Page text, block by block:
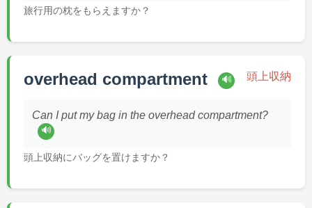
旅行用の枕をもらえますか？
overhead compartment 🔊 頭上収納
Can I put my bag in the overhead compartment?
🔊
頭上収納にバッグを置けますか？